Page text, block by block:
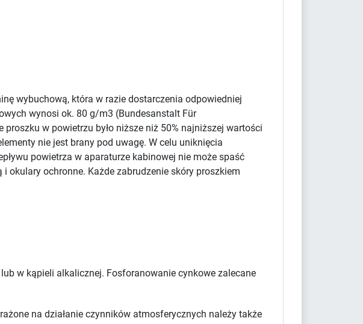
wybuchową, która w razie dostarczenia odpowiedniej
wynosi ok. 80 g/m3 (Bundesanstalt Für
w powietrzu było niższe niż 50% najniższej wartości
nie jest brany pod uwagę. W celu uniknięcia
powietrza w aparaturze kabinowej nie może spaść
okulary ochronne. Każde zabrudzenie skóry proszkiem
w kąpieli alkalicznej. Fosforanowanie cynkowe zalecane
na działanie czynników atmosferycznych należy także